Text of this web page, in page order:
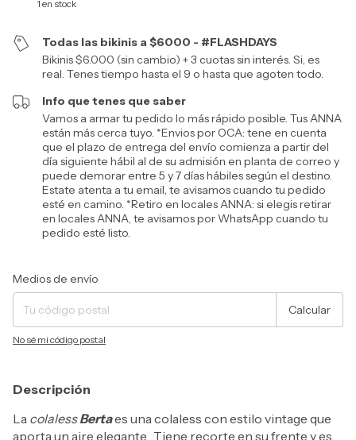
1 en stock
Todas las bikinis a $6000 - #FLASHDAYS
Bikinis $6.000 (sin cambio) + 3 cuotas sin interés. Si, es
real. Tenes tiempo hasta el 9 o hasta que agoten todo.
Info que tenes que saber
Vamos a armar tu pedido lo más rápido posible. Tus ANNA
están más cerca tuyo. *Envios por OCA: tene en cuenta
que el plazo de entrega del envío comienza a partir del
día siguiente hábil al de su admisión en planta de correo y
puede demorar entre 5 y 7 días hábiles según el destino.
Estate atenta a tu email, te avisamos cuando tu pedido
esté en camino. *Retiro en locales ANNA: si elegis retirar
en locales ANNA, te avisamos por WhatsApp cuando tu
pedido esté listo.
Entregas para el CP:
Medios de envío
Calcular
No sé mi código postal
Descripción
La colalessBertaes una colaless con estilo vintage que
aporta un aire elegante. Tiene recorte en su frente y es